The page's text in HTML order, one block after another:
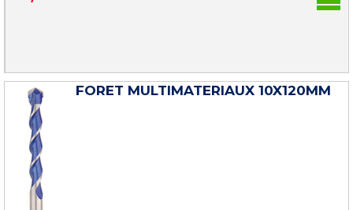
FORET MULTIMATERIAUX 10X120MM